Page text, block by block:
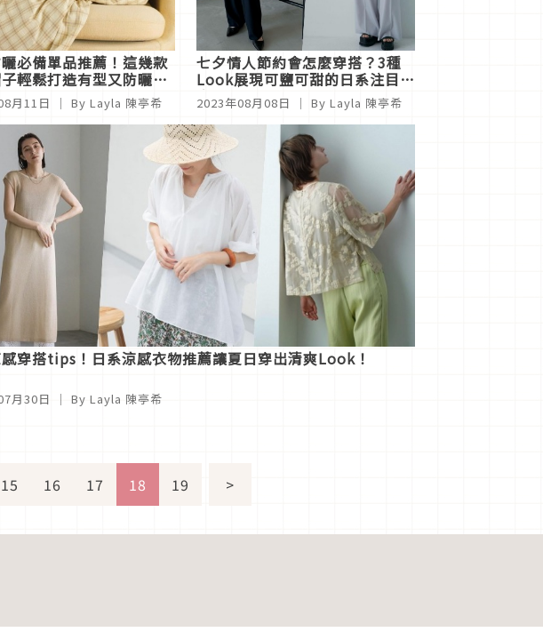
必備單品推薦！這幾款
輕鬆打造有型又防曬的
月11日 ｜ By Layla 陳亭希
七夕情人節約會怎麼穿搭？3種
Look展現可鹽可甜的日系注目氣
息
2023年08月08日 ｜ By Layla 陳亭希
穿搭tips！日系涼感衣物推薦讓夏日穿出清爽Look！
月30日 ｜ By Layla 陳亭希
15 16 17 18 19 >